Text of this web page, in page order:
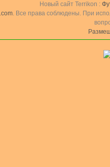
Новый сайт Terrikon :
. Все права соблюдены. При